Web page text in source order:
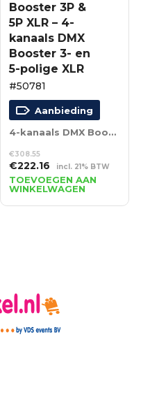
Booster 3P &
5P XLR – 4-
kanaals DMX
Booster 3- en
5-polige XLR
#50781
Aanbieding
4-kanaals DMX Booster 3- en 5-polige XLR
€308.55
Oorspronkelijke
prijs
was:
€308.55.
€222.16 Huidige
prijs
is:
€222.16.
incl. 21% BTW
TOEVOEGEN AAN
WINKELWAGEN